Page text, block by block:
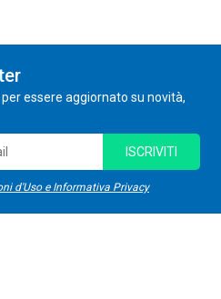
essere aggiornato su novità,
d'Uso e Informativa Privacy
ISCRIVITI